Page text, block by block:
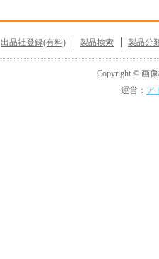
出品社登録(有料) 製品検索 製品分
Copyright © 画像
運営： ア